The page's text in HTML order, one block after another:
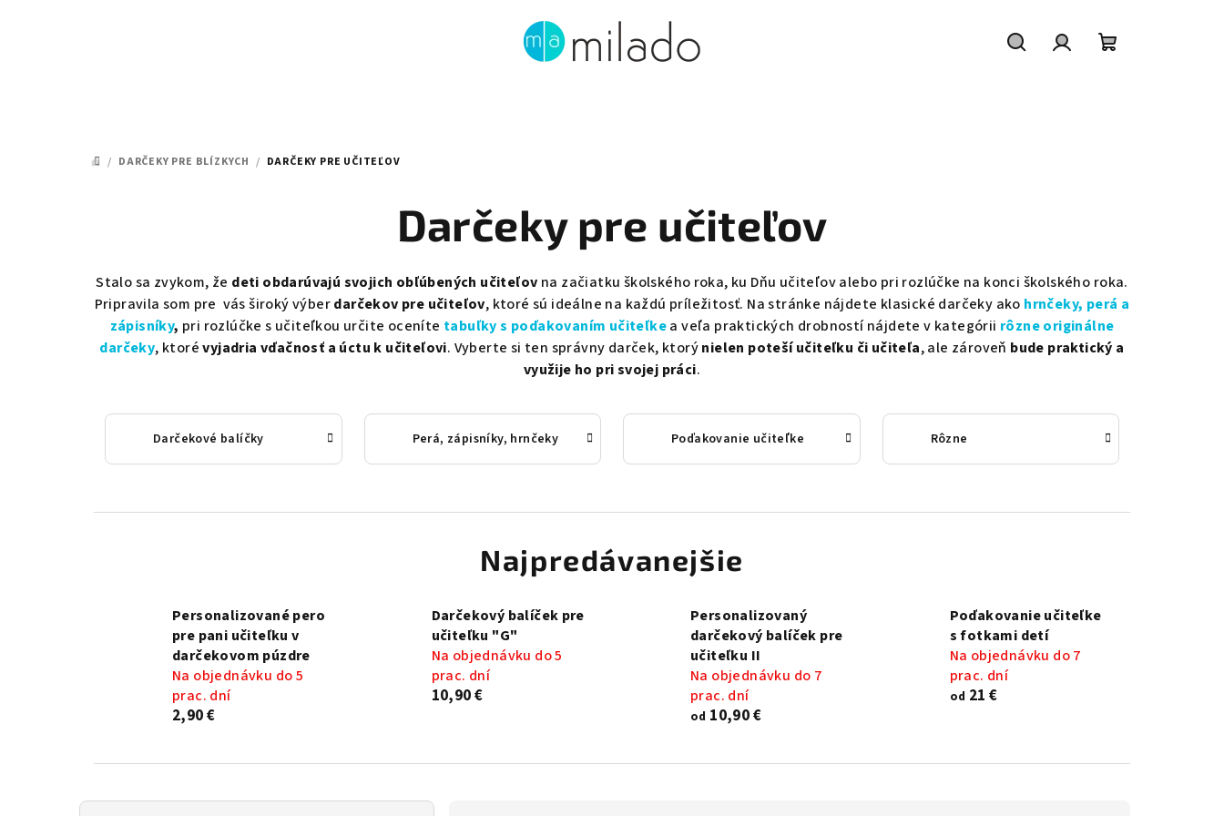
DOMOV
/ DARČEKY PRE BLÍZKYCH / DARČEKY PRE UČITEĽOV
Darčeky pre učiteľov
Stalo sa zvykom, že deti obdarúvajú svojich obľúbených učiteľov na začiatku školského roka, ku Dňu učiteľov alebo pri rozlúčke na konci školského roka.
Pripravila som pre vás široký výberdarčekov pre učiteľov, ktoré sú ideálne na každú príležitosť. Na stránke nájdete klasické darčeky ako hrnčeky, perá a
zápisníky, pri rozlúčke s učiteľkou určite oceníte tabuľky s poďakovaním učiteľkea veľa praktických drobností nájdete v kategórii rôzne originálne
darčeky, ktorévyjadria vďačnosť a úctu k učiteľovi. Vyberte si ten správny darček, ktorýnielen poteší učiteľku či učiteľa, ale zároveň bude praktický a
využije ho pri svojej práci.
Darčekové balíčky Perá, zápisníky, hrnčeky Poďakovanie učiteľke Rôzne
Najpredávanejšie
Personalizované pero
pre pani učiteľku v
darčekovom púzdre
Na objednávku do 5
prac. dní
2,90 €
Darčekový balíček pre
učiteľku "G"
Na objednávku do 5
prac. dní
10,90 €
Personalizovaný
darčekový balíček pre
učiteľku II
Na objednávku do 7
prac. dní
od 10,90 €
Poďakovanie učiteľke
s fotkami detí
Na objednávku do 7
prac. dní
od 21 €